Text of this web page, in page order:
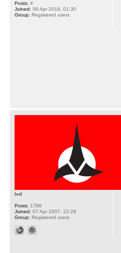
Posts: 4
Joined: 08 Apr 2018, 01:30
Group: Registered users
lvd
Posts: 1786
Joined: 07 Apr 2007, 22:28
Group: Registered users